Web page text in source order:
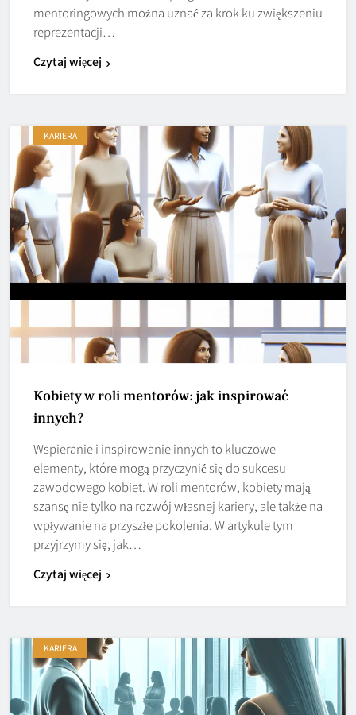
mentoringowych można uznać za krok ku zwiększeniu
reprezentacji…
Czytaj więcej
KARIERA
Kobiety w roli mentorów: jak inspirować
innych?
Wspieranie i inspirowanie innych to kluczowe
elementy, które mogą przyczynić się do sukcesu
zawodowego kobiet. W roli mentorów, kobiety mają
szansę nie tylko na rozwój własnej kariery, ale także na
wpływanie na przyszłe pokolenia. W artykule tym
przyjrzymy się, jak…
Czytaj więcej
KARIERA